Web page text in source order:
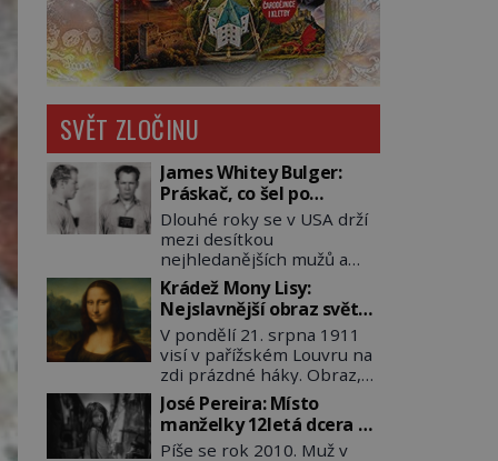
SVĚT ZLOČINU
James Whitey Bulger:
Práskač, co šel po
práskačích
Dlouhé roky se v USA drží
mezi desítkou
nejhledanějších mužů a
dopracuje to až na číslo
dvě – hned po Usámovi bin
Ládinovi (1957–2011). To je
James „Whitey“ Bulger
(1929–2018) viněný ze
spoluúčasti na 19
vraždách, vydírání a lichvy.
A samozřejmě, krom toho
je ještě drogový dealer,
Krádež Mony Lisy:
Nejslavnější obraz světa
zůstane dva roky
nezvěstný
V pondělí 21. srpna 1911
visí v pařížském Louvru na
zdi prázdné háky. Obraz,
který dnes zná celý svět, je
pryč. Zpočátku si nikdo
nemyslí, že jde o krádež.
Zaměstnanci jsou
José Pereira: Místo
manželky 12letá dcera –
a sousedi o všem vědí!
Píše se rok 2010. Muž v